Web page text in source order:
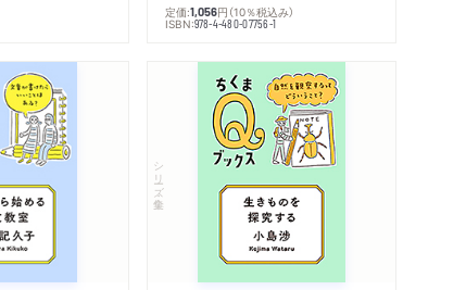
定価:1,056円 （10％税込み）
ISBN:978-4-480-07756-1
シリーズ・全集